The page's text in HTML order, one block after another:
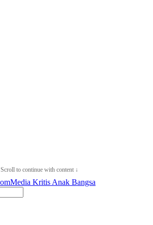
Scroll to continue with content ↓